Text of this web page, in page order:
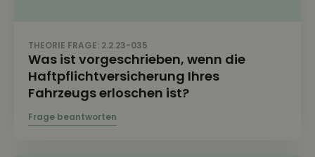
THEORIE FRAGE: 2.2.23-035
Was ist vorgeschrieben, wenn die
Haftpflichtversicherung Ihres
Fahrzeugs erloschen ist?